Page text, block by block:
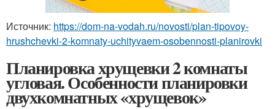
Источник: https://dom-na-vodah.ru/novosti/plan-tipovoy-
hrushchevki-2-komnaty-uchityvaem-osobennosti-planirovki
Планировка хрущевки 2 комнаты
угловая. Особенности планировки
двухкомнатных «хрущевок»